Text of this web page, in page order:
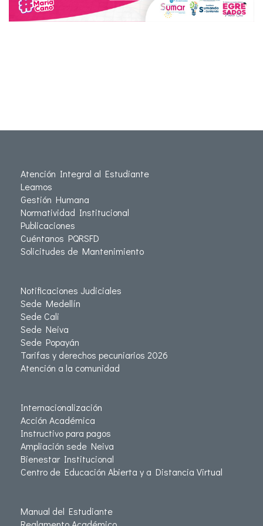
Atención Integral al Estudiante
Leamos
Gestión Humana
Normatividad Institucional
Publicaciones
Cuéntanos PQRSFD
Solicitudes de Mantenimiento
Notificaciones Judiciales
Sede Medellín
Sede Cali
Sede Neiva
Sede Popayán
Tarifas y derechos pecuniarios 2026
Atención a la comunidad
Internacionalización
Acción Académica
Instructivo para pagos
Ampliación sede Neiva
Bienestar Institucional
Centro de Educación Abierta y a Distancia Virtual
Manual del Estudiante